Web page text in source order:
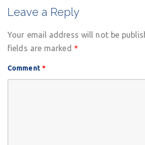
Leave a Reply
Your email address will not be
fields are marked *
Comment *